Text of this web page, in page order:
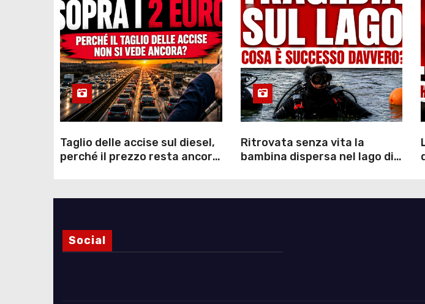
Taglio delle accise sul diesel,
perché il prezzo resta ancora
Ritrovata senza vita la
bambina dispersa nel lago di
Social